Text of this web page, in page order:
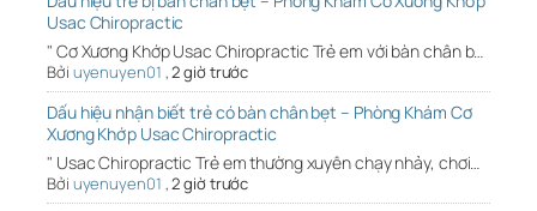
Usac Chiropractic
" Cơ Xương Khớp Usac Chiropractic Trẻ em với bàn chân b…
Bởi uyenuyen01 ,2 giờ trước
Dấu hiệu nhận biết trẻ có bàn chân bẹt – Phòng Khám Cơ
Xương Khớp Usac Chiropractic
" Usac Chiropractic Trẻ em thường xuyên chạy nhảy, chơi…
Bởi uyenuyen01 ,2 giờ trước